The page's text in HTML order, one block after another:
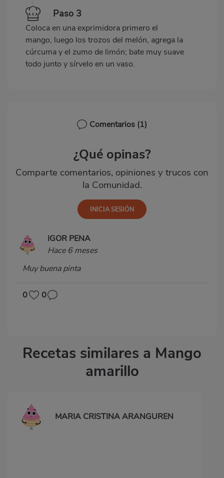
Paso 3
Coloca en una exprimidora primero el
mango, luego los trozos del melón, agrega la
cúrcuma y el zumo de limón; bate muy suave
todo junto y sírvelo en un vaso.
Comentarios (1)
¿Qué opinas?
Comparte comentarios, opiniones y trucos con
la Comunidad.
IGOR PENA
Hace 6 meses
Muy buena pinta
0 0
Recetas similares a Mango
amarillo
MARIA CRISTINA ARANGUREN